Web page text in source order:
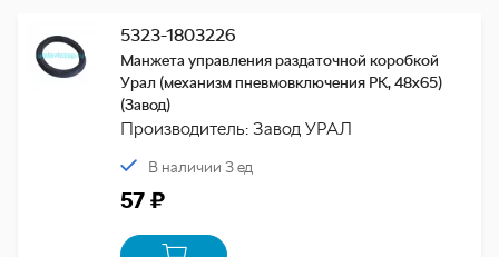
5323-1803226
Манжета управления раздаточной коробкой
Урал (механизм пневмовключения РК, 48х65)
(Завод)
Производитель: Завод УРАЛ
В наличии 3 ед
57 ₽